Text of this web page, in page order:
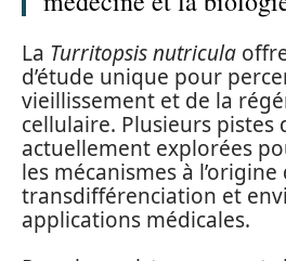
La Turritopsis nutricula
d’étude unique pour
vieillissement et de la
cellulaire. Plusieurs pistes
actuellement explorées
les mécanismes à l’origine
transdifférenciation et
applications médicales.